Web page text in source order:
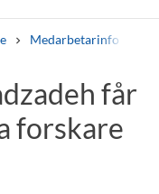
Medarbetarinfo
Personal
får
forskare